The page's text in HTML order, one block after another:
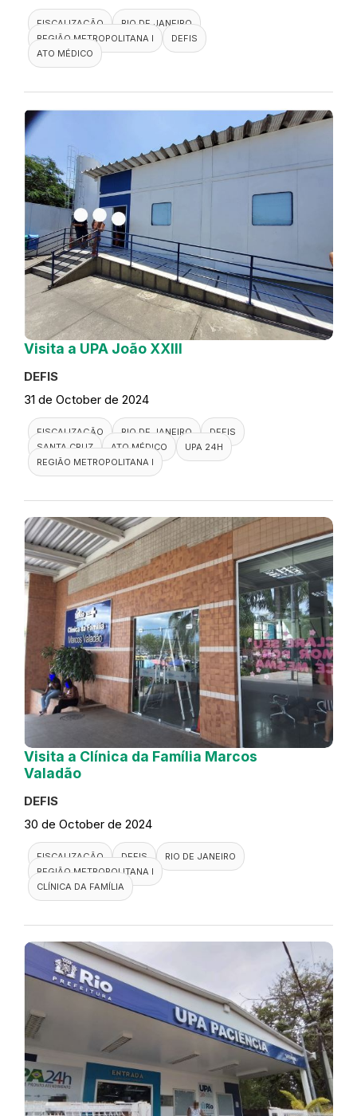
FISCALIZAÇÃO
RIO DE JANEIRO
REGIÃO METROPOLITANA I
DEFIS
ATO MÉDICO
Visita a UPA João XXIII
DEFIS
31 de October de 2024
FISCALIZAÇÃO RIO DE JANEIRO
DEFIS
SANTA CRUZ
ATO MÉDICO
UPA 24H
REGIÃO METROPOLITANA I
Visita a Clínica da Família Marcos
Valadão
DEFIS
30 de October de 2024
FISCALIZAÇÃO DEFIS
RIO DE JANEIRO
REGIÃO METROPOLITANA I
CLÍNICA DA FAMÍLIA